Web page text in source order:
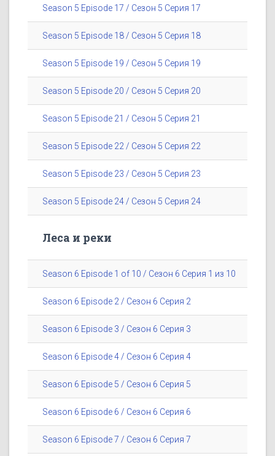
Season 5 Episode 17 / Сезон 5 Серия 17
Season 5 Episode 18 / Сезон 5 Серия 18
Season 5 Episode 19 / Сезон 5 Серия 19
Season 5 Episode 20 / Сезон 5 Серия 20
Season 5 Episode 21 / Сезон 5 Серия 21
Season 5 Episode 22 / Сезон 5 Серия 22
Season 5 Episode 23 / Сезон 5 Серия 23
Season 5 Episode 24 / Сезон 5 Серия 24
Леса и реки
Season 6 Episode 1 of 10 / Сезон 6 Серия 1 из 10
Season 6 Episode 2 / Сезон 6 Серия 2
Season 6 Episode 3 / Сезон 6 Серия 3
Season 6 Episode 4 / Сезон 6 Серия 4
Season 6 Episode 5 / Сезон 6 Серия 5
Season 6 Episode 6 / Сезон 6 Серия 6
Season 6 Episode 7 / Сезон 6 Серия 7